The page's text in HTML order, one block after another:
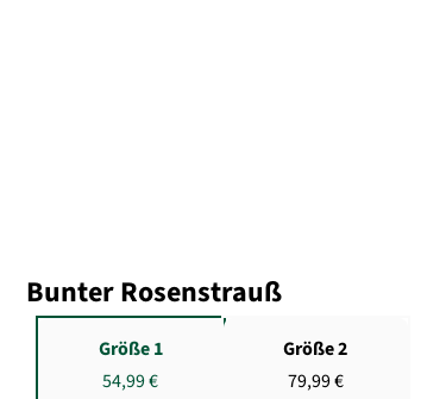
Bunter Rosenstrauß
Größe 1
54,99 €
Größe 2
79,99 €